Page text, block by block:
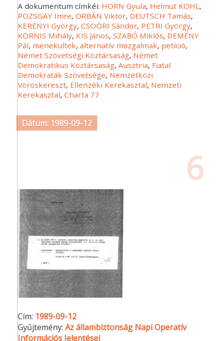
A dokumentum címkéi: HORN Gyula, Helmut KOHL ,
POZSGAY Imre,ORBÁN Viktor, DEUTSCH Tamás,
KERÉNYI György,CSOÓRI Sándor, PETRI György,
KORNIS Mihály, KIS János,SZABÓ Miklós, DEMÉNY
Pál, menekültek,alternatív mozgalmak, petíció,
Német Szövetségi Köztársaság, Német
Demokratikus Köztársaság,Ausztria, Fiatal
Demokraták Szövetsége, Nemzetközi
Vöröskereszt, Ellenzéki Kerekasztal, Nemzeti
Kerekasztal,Charta 77
Dátum: 1989-09-12
6
Cím: 1989-09-12
Gyűjtemény:Az állambiztonság Napi Operatív
Információs Jelentései